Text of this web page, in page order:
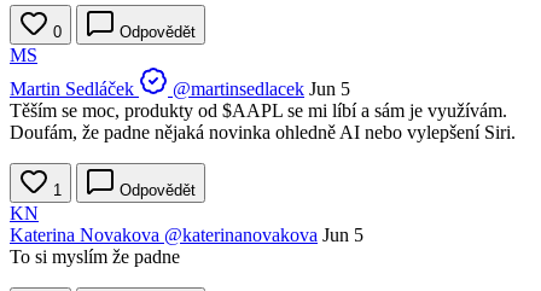
0 Odpovědět
MS
Martin Sedláček
@martinsedlacek Jun 5
Těším se moc, produkty od $AAPL se mi líbí a sám je využívám.
Doufám, že padne nějaká novinka ohledně AI nebo vylepšení Siri.
1 Odpovědět
KN
Katerina Novakova @katerinanovakova Jun 5
To si myslím že padne